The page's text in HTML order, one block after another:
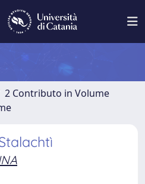
2 Contributo in Volume